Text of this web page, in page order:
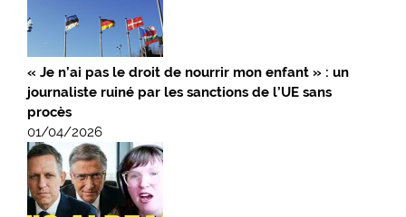
« Je n’ai pas le droit de nourrir mon enfant » : un
journaliste ruiné par les sanctions de l’UE sans
procès
01/04/2026